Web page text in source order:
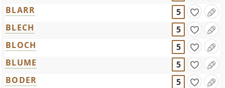
BLARR
5
BLECH
5
BLOCH
5
BLUME
5
BODER
5